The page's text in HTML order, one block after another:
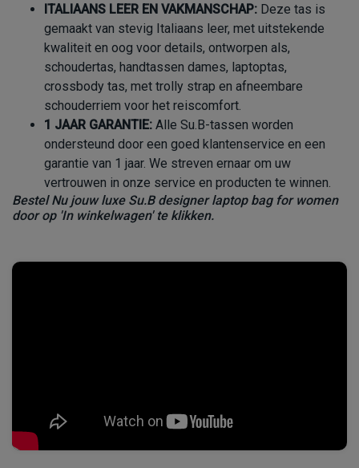
ITALIAANS LEER EN VAKMANSCHAP: Deze tas is
gemaakt van stevig Italiaans leer, met uitstekende
kwaliteit en oog voor details, ontworpen als,
schoudertas, handtassen dames, laptoptas,
crossbody tas, met trolly strap en afneembare
schouderriem voor het reiscomfort.
1 JAAR GARANTIE: Alle Su.B-tassen worden
ondersteund door een goed klantenservice en een
garantie van 1 jaar. We streven ernaar om uw
vertrouwen in onze service en producten te winnen.
Bestel Nu jouw luxe Su.B designer laptop bag for women
door op 'In winkelwagen' te klikken.